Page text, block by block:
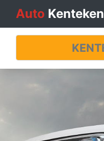
Auto Kenteken